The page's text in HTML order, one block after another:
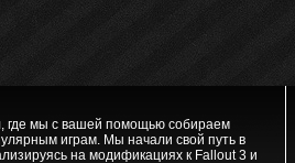
где мы с вашей помощью собираем
играм. Мы начали свой путь в
на модификациях к Fallout 3 и